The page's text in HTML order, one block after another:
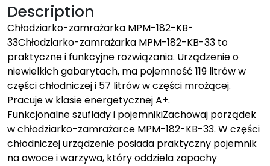
Description
Chłodziarko-zamrażarka MPM-182-KB-
33Chłodziarko-zamrażarka MPM-182-KB-33 to
praktyczne i funkcyjne rozwiązania. Urządzenie o
niewielkich gabarytach, ma pojemność 119 litrów w
części chłodniczej i 57 litrów w części mrożącej.
Pracuje w klasie energetycznej A+.
Funkcjonalne szuflady i pojemnikiZachowaj porządek
w chłodziarko-zamrażarce MPM-182-KB-33. W części
chłodniczej urządzenie posiada praktyczny pojemnik
na owoce i warzywa, który oddziela zapachy